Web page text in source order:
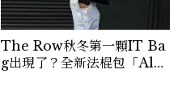
The Row秋冬第一顆IT Ba
g出現了？全新法棍包「Alm